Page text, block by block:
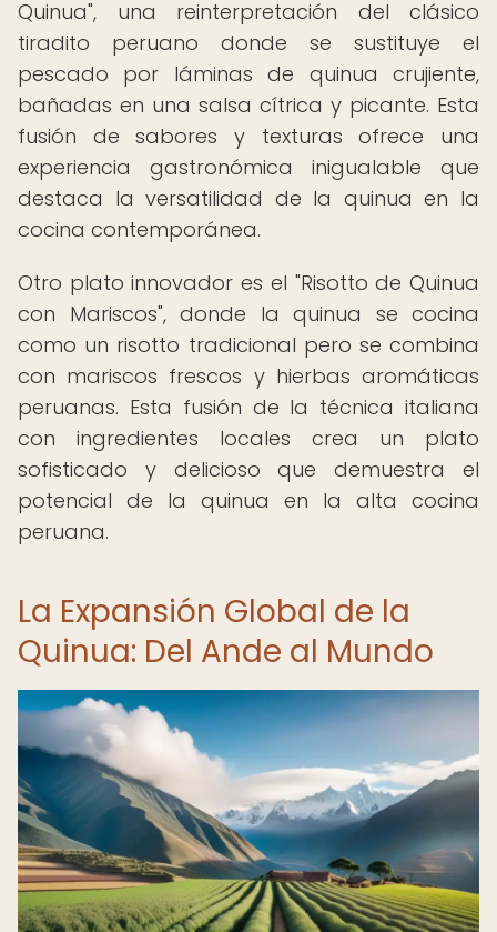
Quinua", una reinterpretación del clásico
tiradito peruano donde se sustituye el
pescado por láminas de quinua crujiente,
bañadas en una salsa cítrica y picante. Esta
fusión de sabores y texturas ofrece una
experiencia gastronómica inigualable que
destaca la versatilidad de la quinua en la
cocina contemporánea.
Otro plato innovador es el "Risotto de Quinua
con Mariscos", donde la quinua se cocina
como un risotto tradicional pero se combina
con mariscos frescos y hierbas aromáticas
peruanas. Esta fusión de la técnica italiana
con ingredientes locales crea un plato
sofisticado y delicioso que demuestra el
potencial de la quinua en la alta cocina
peruana.
La Expansión Global de la
Quinua: Del Ande al Mundo